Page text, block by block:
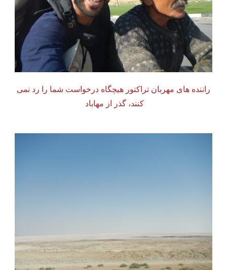
راننده های مهربان تراکتور هیچگاه درخواست شما را رد نمی
کنند، گذر از مهاباد